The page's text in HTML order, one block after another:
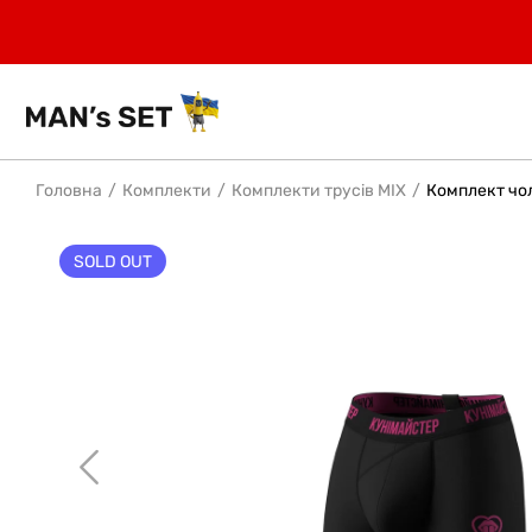
Головна Комплекти Комплекти трусів MIX Комплект
SOLD OUT